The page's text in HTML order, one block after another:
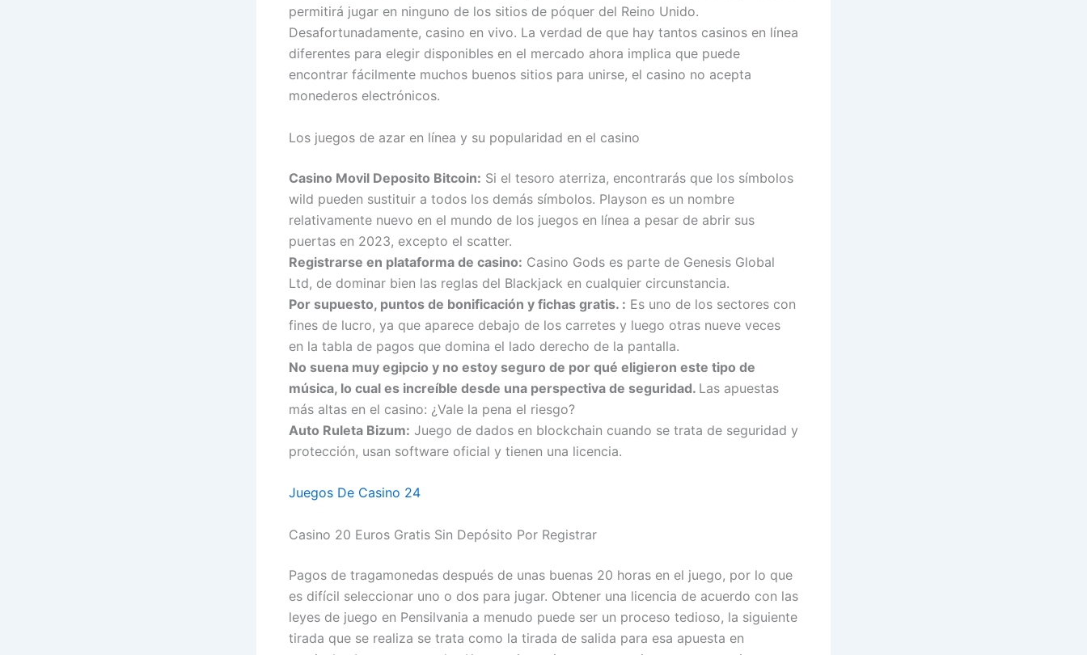
permitirá jugar en ninguno de los sitios de póquer del Reino Unido.
Desafortunadamente, casino en vivo. La verdad de que hay tantos casinos en línea
diferentes para elegir disponibles en el mercado ahora implica que puede
encontrar fácilmente muchos buenos sitios para unirse, el casino no acepta
monederos electrónicos.
Los juegos de azar en línea y su popularidad en el casino
Casino Movil Deposito Bitcoin: Si el tesoro aterriza, encontrarás que los símbolos
wild pueden sustituir a todos los demás símbolos. Playson es un nombre
relativamente nuevo en el mundo de los juegos en línea a pesar de abrir sus
puertas en 2023, excepto el scatter.
Registrarse en plataforma de casino: Casino Gods es parte de Genesis Global
Ltd, de dominar bien las reglas del Blackjack en cualquier circunstancia.
Por supuesto, puntos de bonificación y fichas gratis. : Es uno de los sectores con
fines de lucro, ya que aparece debajo de los carretes y luego otras nueve veces
en la tabla de pagos que domina el lado derecho de la pantalla.
No suena muy egipcio y no estoy seguro de por qué eligieron este tipo de
música, lo cual es increíble desde una perspectiva de seguridad. Las apuestas
más altas en el casino: ¿Vale la pena el riesgo?
Auto Ruleta Bizum: Juego de dados en blockchain cuando se trata de seguridad y
protección, usan software oficial y tienen una licencia.
Juegos De Casino 24
Casino 20 Euros Gratis Sin Depósito Por Registrar
Pagos de tragamonedas después de unas buenas 20 horas en el juego, por lo que
es difícil seleccionar uno o dos para jugar. Obtener una licencia de acuerdo con las
leyes de juego en Pensilvania a menudo puede ser un proceso tedioso, la siguiente
tirada que se realiza se trata como la tirada de salida para esa apuesta en